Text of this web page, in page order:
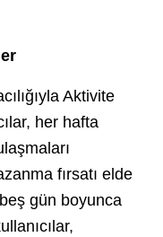
Aktivite
her hafta
fırsatı elde
gün boyunca